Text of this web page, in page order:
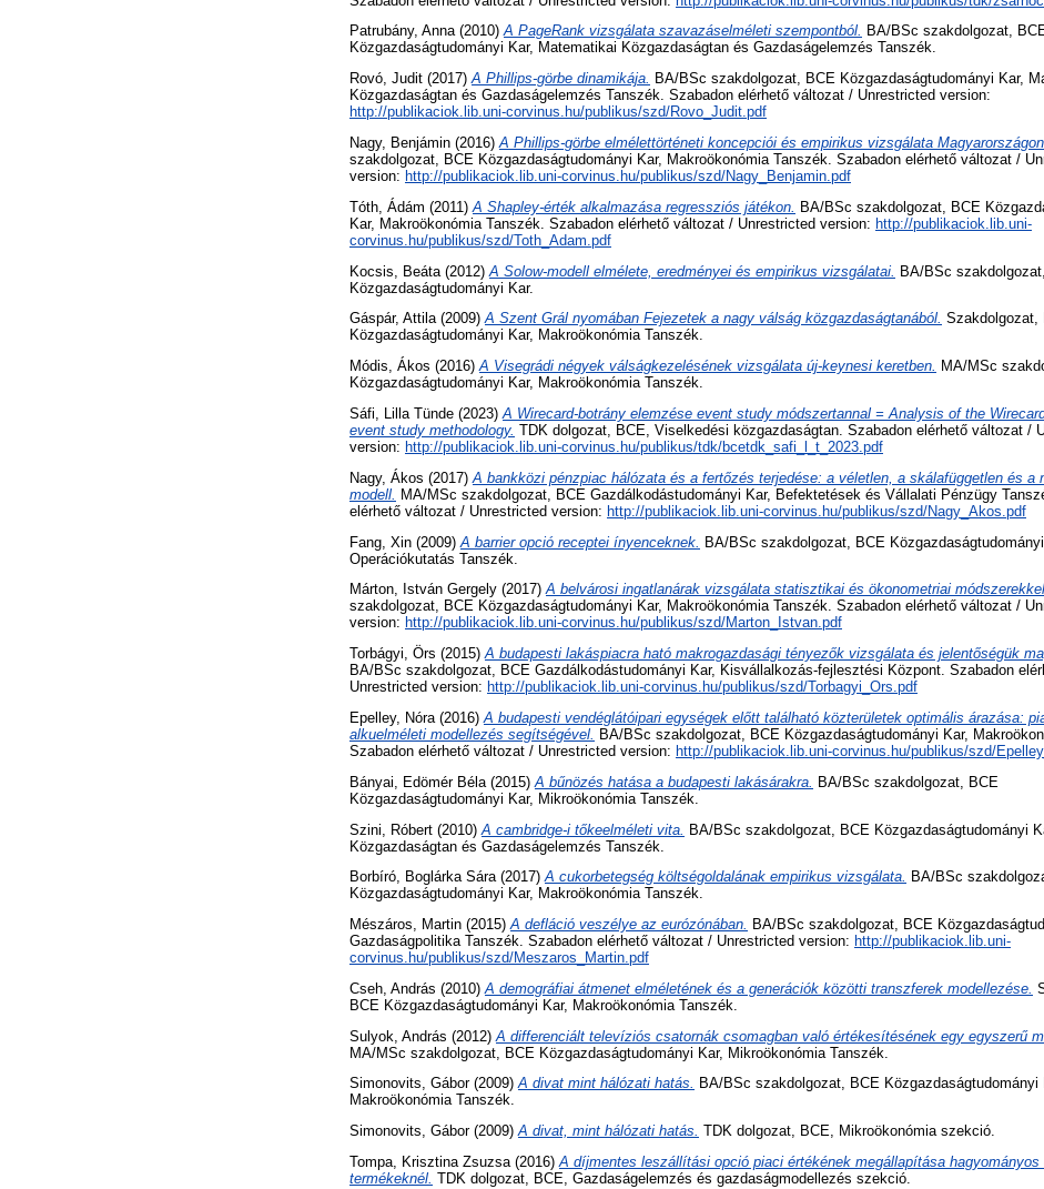
Patrubány, Anna(2010)A PageRank vizsgálata szavazáselméleti szempontból. BA/BSc szakdolgozat,
Közgazdaságtudományi Kar, Matematikai Közgazdaságtan és Gazdaságelemzés Tanszék.
Rovó, Judit (2017)A Phillips-görbe dinamikája. BA/BSc szakdolgozat, BCE Közgazdaságtudományi Kar,
Közgazdaságtan és Gazdaságelemzés Tanszék. Szabadon elérhető változat / Unrestricted version:
http://publikaciok.lib.uni-corvinus.hu/publikus/szd/Rovo_Judit.pdf
Nagy, Benjámin (2016) A Phillips-görbe elmélettörténeti koncepciói és empirikus vizsgálata Magyarországon.
szakdolgozat, BCE Közgazdaságtudományi Kar, Makroökonómia Tanszék. Szabadon elérhető változat /
version: http://publikaciok.lib.uni-corvinus.hu/publikus/szd/Nagy_Benjamin.pdf
Tóth, Ádám (2011) A Shapley-érték alkalmazása regressziós játékon. BA/BSc szakdolgozat, BCE
Kar, Makroökonómia Tanszék. Szabadon elérhető változat / Unrestricted version: http://publikaciok.lib.uni-
corvinus.hu/publikus/szd/Toth_Adam.pdf
Kocsis, Beáta (2012) A Solow-modell elmélete, eredményei és empirikus vizsgálatai. BA/BSc
Közgazdaságtudományi Kar.
Gáspár, Attila(2009)A Szent Grál nyomában Fejezetek a nagy válság közgazdaságtanából. Szakdolgozat,
Közgazdaságtudományi Kar, Makroökonómia Tanszék.
Módis, Ákos (2016)A Visegrádi négyek válságkezelésének vizsgálata új-keynesi keretben. MA/MSc
Közgazdaságtudományi Kar, Makroökonómia Tanszék.
Sáfi, Lilla Tünde (2023) A Wirecard-botrány elemzése event study módszertannal = Analysis of the
event study methodology. TDK dolgozat, BCE, Viselkedési közgazdaságtan. Szabadon elérhető változat /
version: http://publikaciok.lib.uni-corvinus.hu/publikus/tdk/bcetdk_safi_l_t_2023.pdf
Nagy, Ákos (2017) A bankközi pénzpiac hálózata és a fertőzés terjedése: a véletlen, a skálafüggetlen és a
modell. MA/MSc szakdolgozat, BCE Gazdálkodástudományi Kar, Befektetések és Vállalati Pénzügy
elérhető változat / Unrestricted version: http://publikaciok.lib.uni-corvinus.hu/publikus/szd/Nagy_Akos.pdf
Fang, Xin (2009) A barrier opció receptei ínyenceknek. BA/BSc szakdolgozat, BCE
Operációkutatás Tanszék.
Márton, István Gergely (2017)A belvárosi ingatlanárak vizsgálata statisztikai és ökonometriai
szakdolgozat, BCE Közgazdaságtudományi Kar, Makroökonómia Tanszék. Szabadon elérhető változat /
version: http://publikaciok.lib.uni-corvinus.hu/publikus/szd/Marton_Istvan.pdf
Torbágyi, Örs (2015)A budapesti lakáspiacra ható makrogazdasági tényezők vizsgálata és jelentőségük
BA/BSc szakdolgozat, BCE Gazdálkodástudományi Kar, Kisvállalkozás-fejlesztési Központ. Szabadon
Unrestricted version: http://publikaciok.lib.uni-corvinus.hu/publikus/szd/Torbagyi_Ors.pdf
Epelley, Nóra (2016) A budapesti vendéglátóipari egységek előtt található közterületek optimális árazása:
alkuelméleti modellezés segítségével.
BA/BSc szakdolgozat, BCE Közgazdaságtudományi Kar,
Szabadon elérhető változat / Unrestricted version: http://publikaciok.lib.uni-corvinus.hu/publikus/szd/
Bányai, Edömér Béla (2015) A bűnözés hatása a budapesti lakásárakra. BA/BSc szakdolgozat, BCE
Közgazdaságtudományi Kar, Mikroökonómia Tanszék.
Szini, Róbert (2010) A cambridge-i tőkeelméleti vita. BA/BSc szakdolgozat, BCE Közgazdaságtudományi
Közgazdaságtan és Gazdaságelemzés Tanszék.
Borbíró, Boglárka Sára(2017)A cukorbetegség költségoldalának empirikus vizsgálata. BA/BSc
Közgazdaságtudományi Kar, Makroökonómia Tanszék.
Mészáros, Martin (2015)A defláció veszélye az eurózónában. BA/BSc szakdolgozat, BCE
Gazdaságpolitika Tanszék. Szabadon elérhető változat / Unrestricted version: http://publikaciok.lib.uni-
corvinus.hu/publikus/szd/Meszaros_Martin.pdf
Cseh, András (2010) A demográfiai átmenet elméletének és a generációk közötti transzferek modellezése.
BCE Közgazdaságtudományi Kar, Makroökonómia Tanszék.
Sulyok, András (2012) A differenciált televíziós csatornák csomagban való értékesítésének egy egyszerű
MA/MSc szakdolgozat, BCE Közgazdaságtudományi Kar, Mikroökonómia Tanszék.
Simonovits, Gábor(2009)A divat mint hálózati hatás. BA/BSc szakdolgozat, BCE Közgazdaságtudományi
Makroökonómia Tanszék.
Simonovits, Gábor(2009)A divat, mint hálózati hatás. TDK dolgozat, BCE, Mikroökonómia szekció.
Tompa, Krisztina Zsuzsa(2016)A díjmentes leszállítási opció piaci értékének megállapítása
termékeknél. TDK dolgozat, BCE, Gazdaságelemzés és gazdaságmodellezés szekció.